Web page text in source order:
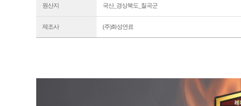
원산지 국산_경상북도_칠곡군
제조사 (주)화성연료